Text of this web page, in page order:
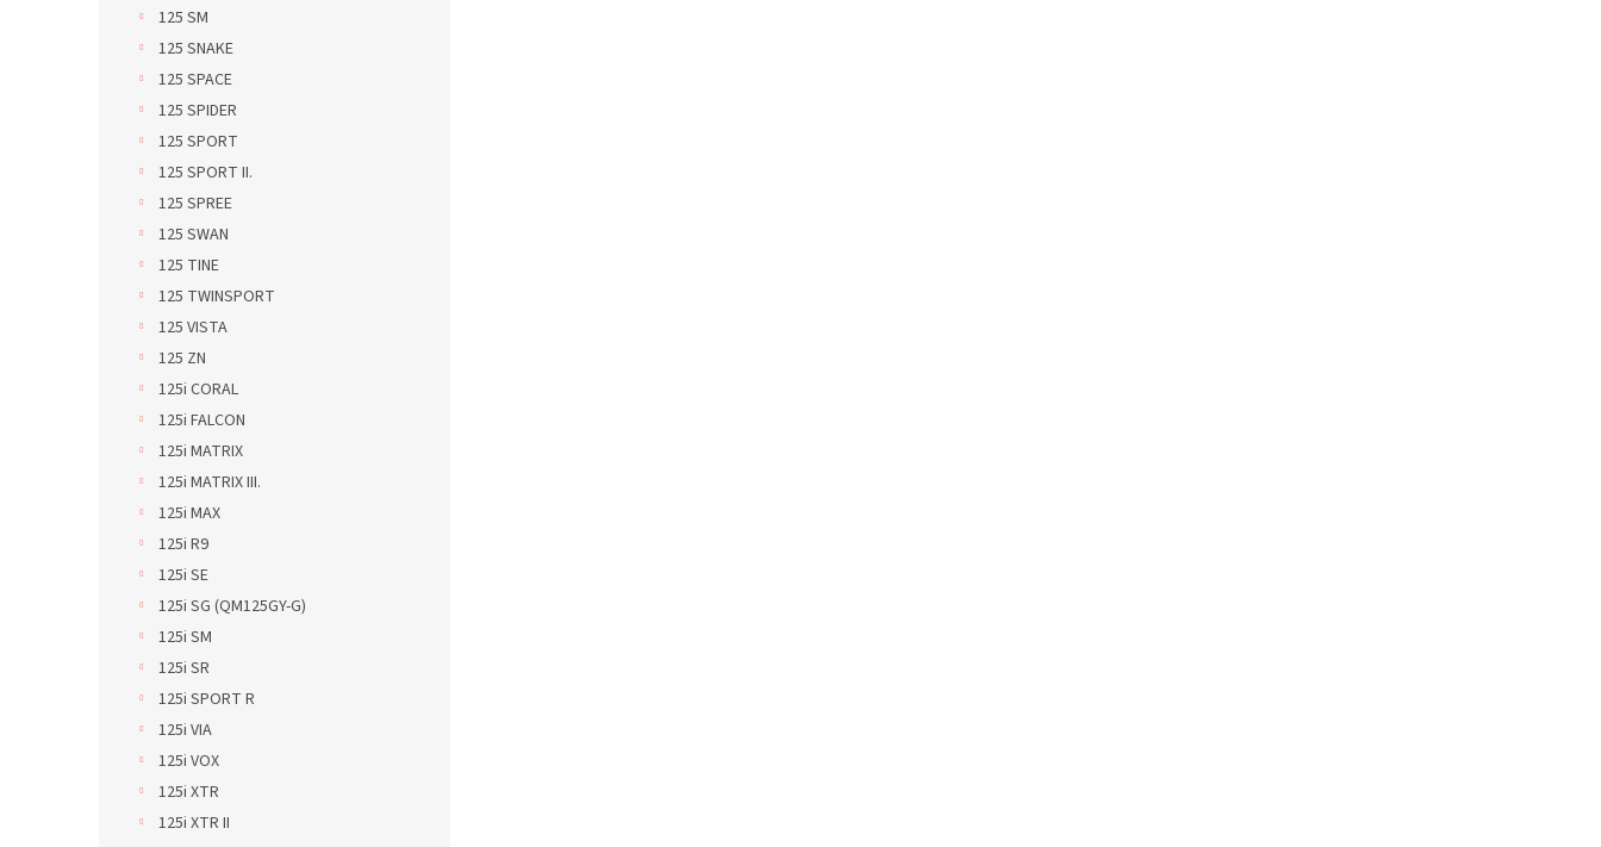
125 SM
125 SNAKE
125 SPACE
125 SPIDER
125 SPORT
125 SPORT II.
125 SPREE
125 SWAN
125 TINE
125 TWINSPORT
125 VISTA
125 ZN
125i CORAL
125i FALCON
125i MATRIX
125i MATRIX III.
125i MAX
125i R9
125i SE
125i SG (QM125GY-G)
125i SM
125i SR
125i SPORT R
125i VIA
125i VOX
125i XTR
125i XTR II